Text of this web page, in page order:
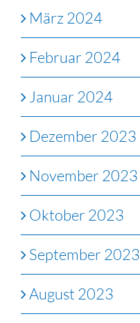
März 2024
Februar 2024
Januar 2024
Dezember 2023
November 2023
Oktober 2023
September 2023
August 2023